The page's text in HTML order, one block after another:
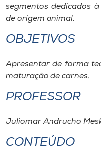
Unoesc
Store
Selecione
o idioma
segmentos dedicados
de origem animal.
OBJETIVOS
Apresentar de forma
maturação de carnes.
PROFESSOR
Juliomar Andrucho
CONTEÚDO